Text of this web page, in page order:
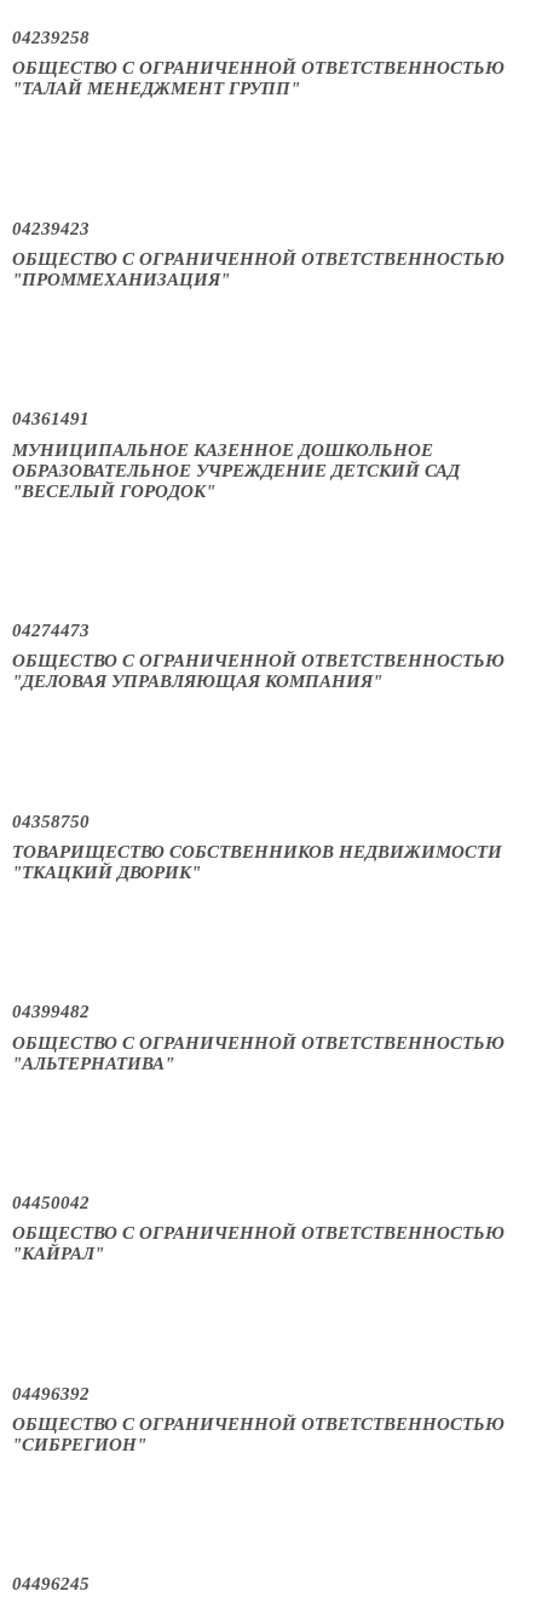
04239258
ОБЩЕСТВО С ОГРАНИЧЕННОЙ ОТВЕТСТВЕННОСТЬЮ
"ТАЛАЙ МЕНЕДЖМЕНТ ГРУПП"
04239423
ОБЩЕСТВО С ОГРАНИЧЕННОЙ ОТВЕТСТВЕННОСТЬЮ
"ПРОММЕХАНИЗАЦИЯ"
04361491
МУНИЦИПАЛЬНОЕ КАЗЕННОЕ ДОШКОЛЬНОЕ
ОБРАЗОВАТЕЛЬНОЕ УЧРЕЖДЕНИЕ ДЕТСКИЙ САД
"ВЕСЕЛЫЙ ГОРОДОК"
04274473
ОБЩЕСТВО С ОГРАНИЧЕННОЙ ОТВЕТСТВЕННОСТЬЮ
"ДЕЛОВАЯ УПРАВЛЯЮЩАЯ КОМПАНИЯ"
04358750
ТОВАРИЩЕСТВО СОБСТВЕННИКОВ НЕДВИЖИМОСТИ
"ТКАЦКИЙ ДВОРИК"
04399482
ОБЩЕСТВО С ОГРАНИЧЕННОЙ ОТВЕТСТВЕННОСТЬЮ
"АЛЬТЕРНАТИВА"
04450042
ОБЩЕСТВО С ОГРАНИЧЕННОЙ ОТВЕТСТВЕННОСТЬЮ
"КАЙРАЛ"
04496392
ОБЩЕСТВО С ОГРАНИЧЕННОЙ ОТВЕТСТВЕННОСТЬЮ
"СИБРЕГИОН"
04496245